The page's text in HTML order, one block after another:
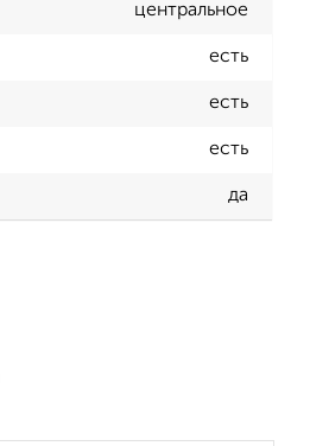
центральное
есть
есть
есть
да